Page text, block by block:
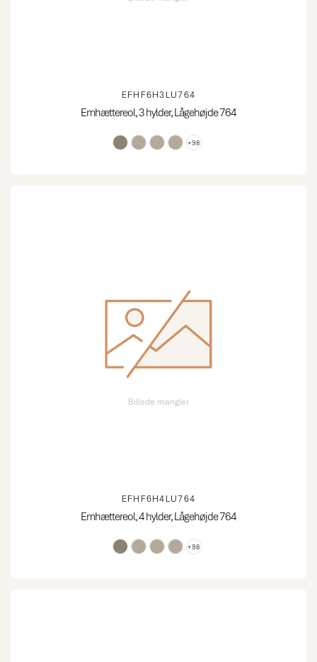
EFHF6H3LU764
Emhættereol, 3 hylder, Lågehøjde 764
+98
Billede mangler
EFHF6H4LU764
Emhættereol, 4 hylder, Lågehøjde 764
+98